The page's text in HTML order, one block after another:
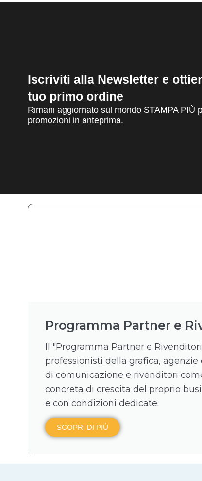
Iscriviti alla Newsletter e
tuo primo ordine
Rimani aggiornato sul mondo STAMPA PIÙ
promozioni in anteprima.
Programma Partner e
Il "Programma Partner e
professionisti della grafica,
di comunicazione e rivenditori
concreta di crescita del proprio
e con condizioni dedicate.
SCOPRI DI PIÙ